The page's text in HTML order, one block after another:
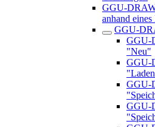
GGU-
anhand
GGU-
GGU-
"Neu"
GGU-
GGU-
GGU-